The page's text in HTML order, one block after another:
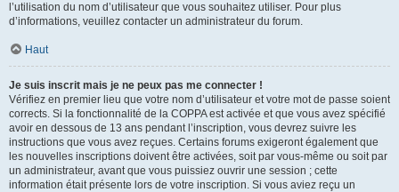
l’utilisation du nom d’utilisateur que vous souhaitez utiliser. Pour plus
d’informations, veuillez contacter un administrateur du forum.
Haut
Je suis inscrit mais je ne peux pas me connecter !
Vérifiez en premier lieu que votre nom d’utilisateur et votre mot de passe soient
corrects. Si la fonctionnalité de la COPPA est activée et que vous avez spécifié
avoir en dessous de 13 ans pendant l’inscription, vous devrez suivre les
instructions que vous avez reçues. Certains forums exigeront également que
les nouvelles inscriptions doivent être activées, soit par vous-même ou soit par
un administrateur, avant que vous puissiez ouvrir une session ; cette
information était présente lors de votre inscription. Si vous aviez reçu un